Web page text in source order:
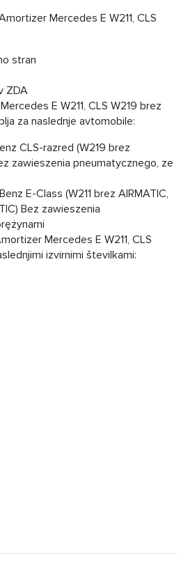
Mercedes E W211, CLS
stran
ZDA
E W211, CLS W219 brez
za naslednje avtomobile:
CLS-razred (W219 brez
zawieszenia pneumatycznego, ze
E-Class (W211 brez AIRMATIC,
Bez zawieszenia
Mercedes E W211, CLS
izvirnimi številkami: